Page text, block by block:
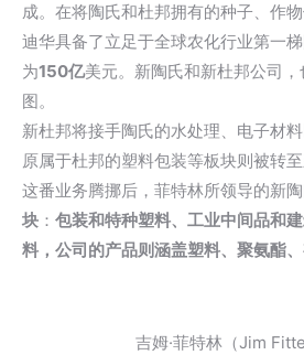
成。在将陶氏和杜邦拥有的种子、作
迪华具备了立足于全球农化行业第一
为150亿美元。新陶氏和新杜邦公司
图。
新杜邦将接手陶氏的水处理、电子材
原属于杜邦的塑料包装等板块则被转至
这番业务腾挪后，菲特林所领导的新
块 ： 包装和特种塑料、工业中间品和
料，公司的产品则涵盖塑料、聚氨酯、
吉姆·菲特林（Jim